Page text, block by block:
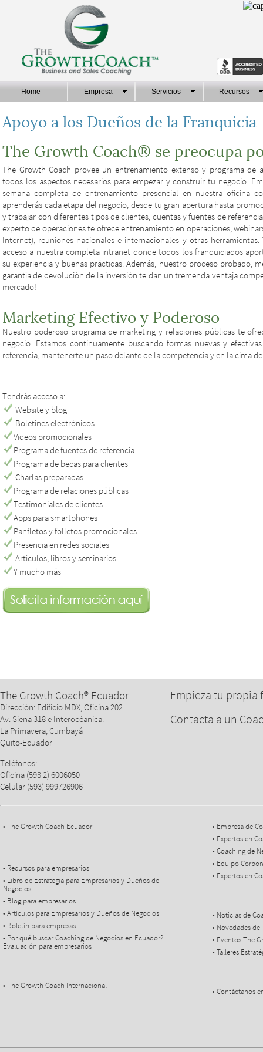
Home Empresa Servicios Recursos
Apoyo a los Dueños de la Franquicia
The Growth Coach® se preocupa
The Growth Coach provee un entrenamiento extenso y programa de
todos los aspectos necesarios para empezar y construir tu negocio.
semana completa de entrenamiento presencial en nuestra oficina
aprenderás cada etapa del negocio, desde tu gran apertura hasta
y trabajar con diferentes tipos de clientes, cuentas y fuentes de
experto de operaciones te ofrece entrenamiento en operaciones,
Internet), reuniones nacionales e internacionales y otras herramientas.
acceso a nuestra completa intranet donde todos los franquiciados
su experiencia y buenas prácticas. Además, nuestro proceso probado,
garantía de devolución de la inversión te dan un tremenda ventaja
mercado!
Marketing Efectivo y Poderoso
Nuestro poderoso programa de marketing y relaciones públicas te
negocio. Estamos continuamente buscando formas nuevas y
referencia, mantenerte un paso delante de la competencia y en la cima
Tendrás acceso a:
Website y blog
Boletines electrónicos
Videos promocionales
Programa de fuentes de referencia
Programa de becas para clientes
Charlas preparadas
Programa de relaciones públicas
Testimoniales de clientes
Apps para smartphones
Panfletos y folletos promocionales
Presencia en redes sociales
Artículos, libros y seminarios
Y mucho más
The Growth Coach® Ecuador
Dirección: Edificio MDX, Oficina 202
Av. Siena 318 e Interocéanica.
La Primavera, Cumbayá
Quito-Ecuador
Teléfonos:
Oficina (593 2) 6006050
Celular (593) 999726906
Empieza tu propia
Contacta a un
• The Growth Coach Ecuador
• Recursos para empresarios
• Libro de Estrategia para Empresarios y Dueños de
Negocios
• Blog para empresarios
• Artículos para Empresarios y Dueños de Negocios
• Boletín para empresas
• Por qué buscar Coaching de Negocios en Ecuador?
Evaluación para empresarios
• The Growth Coach Internacional
• Empresa de
• Expertos en
• Coaching de
• Equipo
• Expertos en
• Noticias de
• Novedades
• Eventos The
• Talleres
• Contáctanos